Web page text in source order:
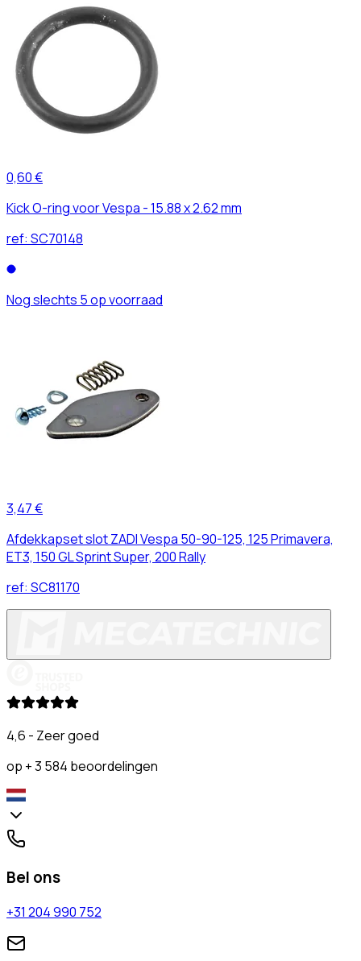
0,60 €
Kick O-ring voor Vespa - 15.88 x 2.62 mm
ref: SC70148
Nog slechts 5 op voorraad
3,47 €
Afdekkapset slot ZADI Vespa 50-90-125, 125 Primavera,
ET3, 150 GL Sprint Super, 200 Rally
ref: SC81170
4,6 - Zeer goed
op + 3 584 beoordelingen
Bel ons
+31 204 990 752